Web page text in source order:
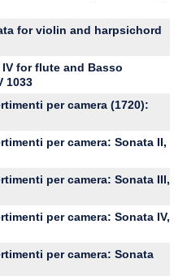
for violin and harpsichord
for flute and Basso
1033
per camera (1720):
per camera: Sonata II,
per camera: Sonata III,
per camera: Sonata IV,
per camera: Sonata